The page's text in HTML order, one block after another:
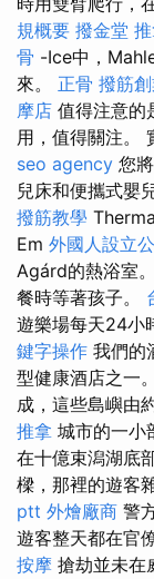
規概要 撥金堂
骨 -Ice中，
來。 正骨 撥筋
摩店 值得注意的
用，值得關注。
seo agency 您
兒床和便攜式嬰
撥筋教學
Em 外國人設立
Agárd的熱浴室。
餐時等著孩子。
遊樂場每天24小
鍵字操作 我們的
型健康酒店之一
成，這些島嶼由
推拿 城市的一小
在十億束潟湖底
樑，那裡的遊客
ptt 外燴廠商 警
遊客整天都在官
按摩 搶劫並未在